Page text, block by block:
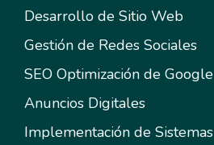
Desarrollo de Sitio Web
Gestión de Redes Sociales
SEO Optimización de Google
Anuncios Digitales
Implementación de Sistemas